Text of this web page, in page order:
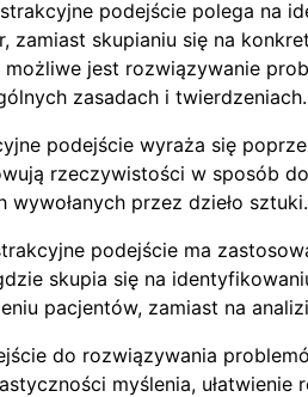
podejście polega na
zamiast skupianiu się na
jest rozwiązywanie
zasadach i twierdzeniach.
podejście wyraża się
rzeczywistości w sposób
wywołanych przez dzieło sztuki.
podejście ma
skupia się na
pacjentów, zamiast na
do rozwiązywania
myślenia,